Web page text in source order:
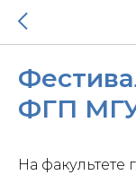
ФГП
На факультете